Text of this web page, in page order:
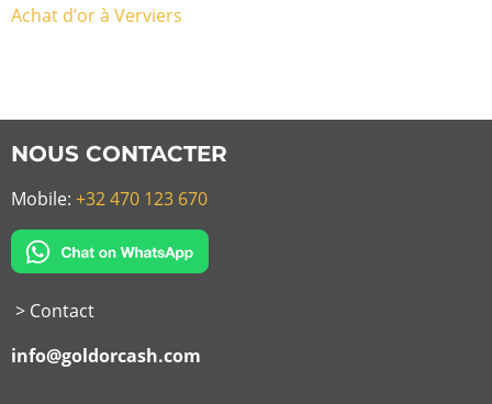
Achat d’or à Verviers
NOUS CONTACTER
Mobile: +32 470 123 670
> Contact
info@goldorcash.com